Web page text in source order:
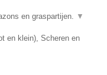
en graspartijen. ▼
en klein), Scheren en